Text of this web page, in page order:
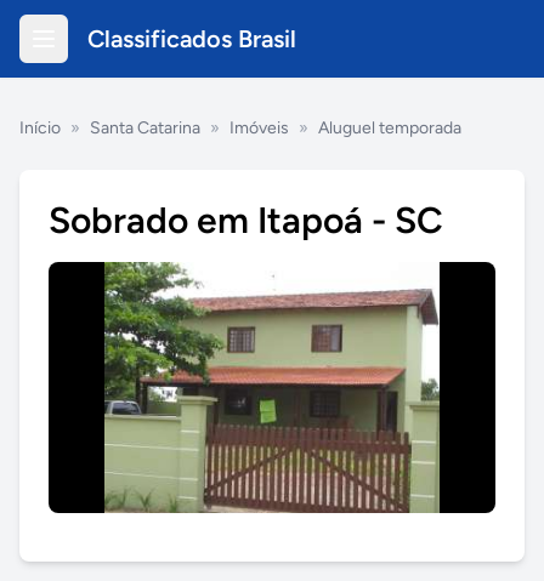
Classificados Brasil
Início » Santa Catarina » Imóveis » Aluguel temporada
Sobrado em Itapoá - SC